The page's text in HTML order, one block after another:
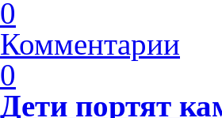
0
Комментарии
0
Дети портят